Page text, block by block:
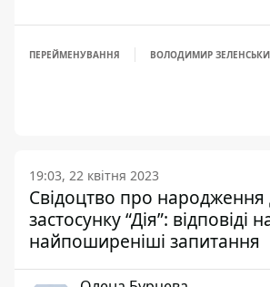
ПЕРЕЙМЕНУВАННЯ ВОЛОДИМИР
19:03, 22 квітня 2023
Свідоцтво про народження
застосунку “Дія”: відповіді
найпоширеніші запитання